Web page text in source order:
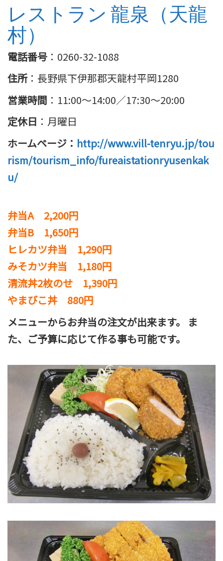
レストラン 龍泉（天龍
村）
電話番号 ：0260-32-1088
住所：長野県下伊那郡天龍村平岡1280
営業時間 ：11:00～14:00／17:30～20:00
定休日 ：月曜日
ホームページ： http://www.vill-tenryu.jp/tou
rism/tourism_info/fureaistationryusenkak
u/
弁当A 2,200円
弁当B 1,650円
ヒレカツ弁当 1,290円
みそカツ弁当 1,180円
清流丼2枚のせ 1,390円
やまびこ丼 880円
メニューからお弁当の注文が出来ます。 ま
た、ご予算に応じて作る事も可能です。